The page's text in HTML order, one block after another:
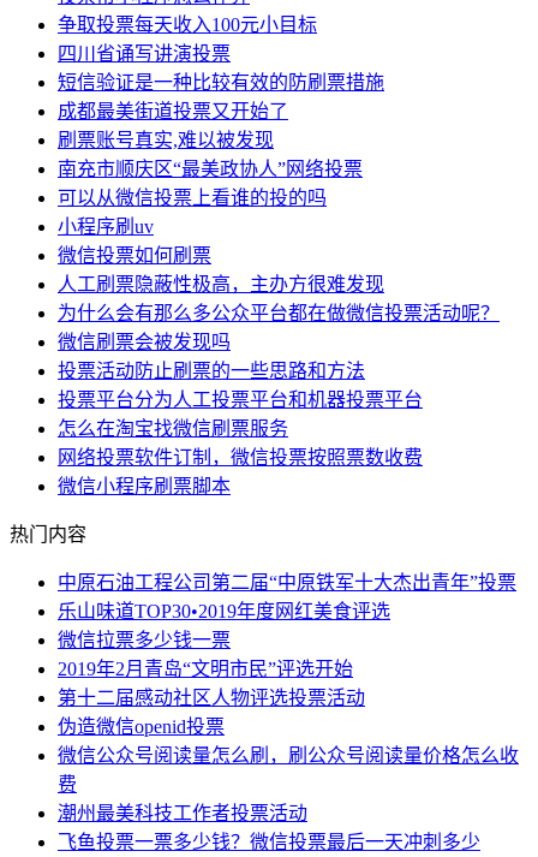
争取投票每天收入100元小目标
四川省诵写讲演投票
短信验证是一种比较有效的防刷票措施
成都最美街道投票又开始了
刷票账号真实,难以被发现
南充市顺庆区“最美政协人”网络投票
可以从微信投票上看谁的投的吗
小程序刷uv
微信投票如何刷票
人工刷票隐蔽性极高，主办方很难发现
为什么会有那么多公众平台都在做微信投票活动呢？
微信刷票会被发现吗
投票活动防止刷票的一些思路和方法
投票平台分为人工投票平台和机器投票平台
怎么在淘宝找微信刷票服务
网络投票软件订制，微信投票按照票数收费
微信小程序刷票脚本
热门内容
中原石油工程公司第二届“中原铁军十大杰出青年”投票
乐山味道TOP30•2019年度网红美食评选
微信拉票多少钱一票
2019年2月青岛“文明市民”评选开始
第十二届感动社区人物评选投票活动
伪造微信openid投票
微信公众号阅读量怎么刷，刷公众号阅读量价格怎么收
费
潮州最美科技工作者投票活动
飞鱼投票一票多少钱？微信投票最后一天冲刺多少